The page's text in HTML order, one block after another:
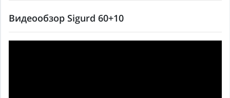
Видеообзор Sigurd 60+10